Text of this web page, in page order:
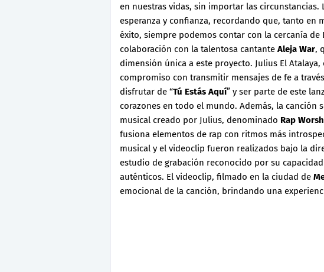
en nuestras vidas, sin importar las circunstancias.
esperanza y confianza, recordando que, tanto en
éxito, siempre podemos contar con la cercanía de
colaboración con la talentosa cantante Aleja War,
dimensión única a este proyecto. Julius El
compromiso con transmitir mensajes de fe a
disfrutar de “Tú Estás Aquí” y ser parte de este
corazones en todo el mundo. Además, la canción
musical creado por Julius, denominado Rap
fusiona elementos de rap con ritmos más
musical y el videoclip fueron realizados bajo la
estudio de grabación reconocido por su
auténticos. El videoclip, filmado en la ciudad de
emocional de la canción, brindando una